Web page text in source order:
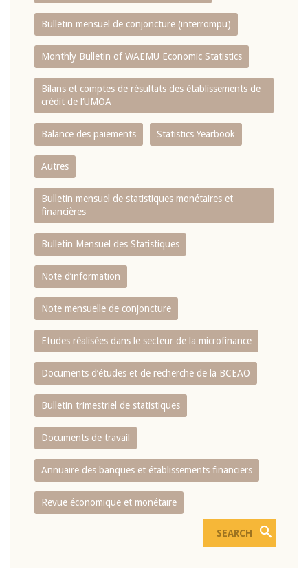
Bulletin mensuel de conjoncture (interrompu)
Monthly Bulletin of WAEMU Economic Statistics
Bilans et comptes de résultats des établissements de
crédit de l‘UMOA
Balance des paiements Statistics Yearbook
Autres
Bulletin mensuel de statistiques monétaires et
financières
Bulletin Mensuel des Statistiques
Note d’information
Note mensuelle de conjoncture
Etudes réalisées dans le secteur de la microfinance
Documents d’études et de recherche de la BCEAO
Bulletin trimestriel de statistiques
Documents de travail
Annuaire des banques et établissements financiers
Revue économique et monétaire